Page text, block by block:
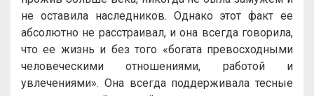
не оставила наследников. Однако этот факт ее
абсолютно не расстраивал, и она всегда говорила,
что ее жизнь и без того «богата превосходными
человеческими отношениями, работой и
увлечениями». Она всегда поддерживала тесные